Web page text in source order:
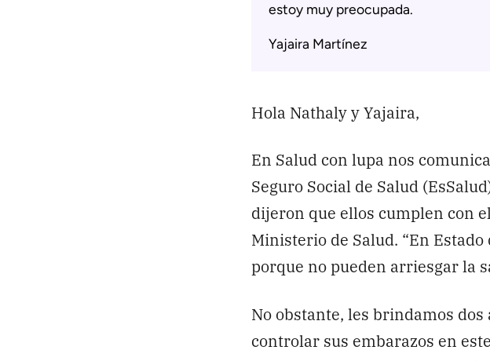
estoy muy preocupada.
Yajaira Martínez
Hola Nathaly y Yajaira,
En Salud con lupa nos
Seguro Social de Salud
dijeron que ellos cumplen con
Ministerio de Salud. “En
porque no pueden arriesgar la
No obstante, les brindamos
controlar sus embarazos en